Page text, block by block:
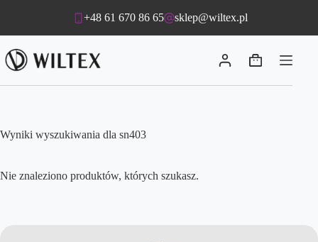
+48 61 670 86 65 sklep@wiltex.pl
Koszyk
Wyniki wyszukiwania dla sn403
Nie znaleziono produktów, których szukasz.